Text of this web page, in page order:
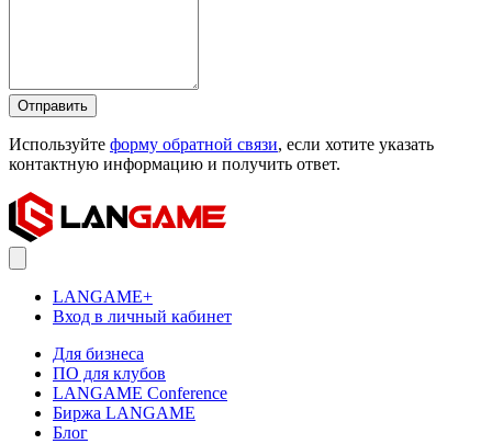
Отправить
Используйте форму обратной связи, если хотите указать
контактную информацию и получить ответ.
LANGAME+
Вход в личный кабинет
Для бизнеса
ПО для клубов
LANGAME Conference
Биржа LANGAME
Блог